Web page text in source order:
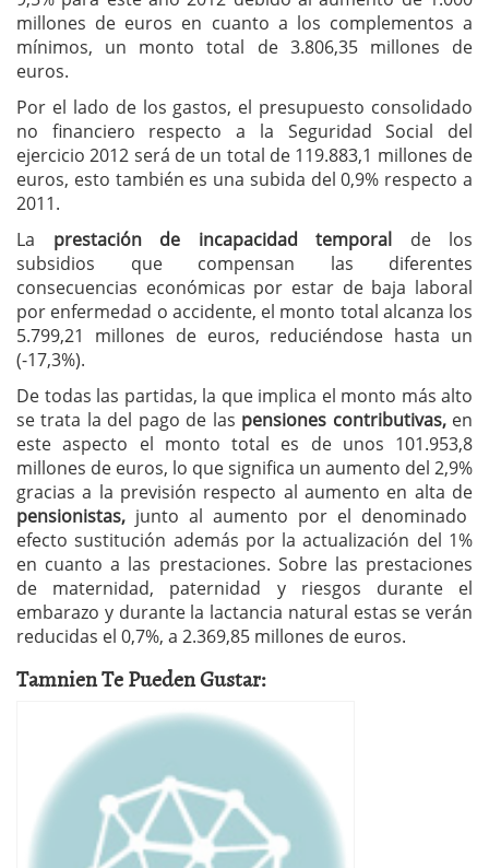
millones de euros en cuanto a los complementos a
mínimos, un monto total de 3.806,35 millones de
euros.
Por el lado de los gastos, el presupuesto consolidado
no financiero respecto a la Seguridad Social del
ejercicio 2012 será de un total de 119.883,1 millones de
euros, esto también es una subida del 0,9% respecto a
2011.
La prestación de incapacidad temporal de los
subsidios que compensan las diferentes
consecuencias económicas por estar de baja laboral
por enfermedad o accidente, el monto total alcanza los
5.799,21 millones de euros, reduciéndose hasta un
(-17,3%).
De todas las partidas, la que implica el monto más alto
se trata la del pago de las pensiones contributivas, en
este aspecto el monto total es de unos 101.953,8
millones de euros, lo que significa un aumento del 2,9%
gracias a la previsión respecto al aumento en alta de
pensionistas, junto al aumento por el denominado
efecto sustitución además por la actualización del 1%
en cuanto a las prestaciones. Sobre las prestaciones
de maternidad, paternidad y riesgos durante el
embarazo y durante la lactancia natural estas se verán
reducidas el 0,7%, a 2.369,85 millones de euros.
Tamnien Te Pueden Gustar: